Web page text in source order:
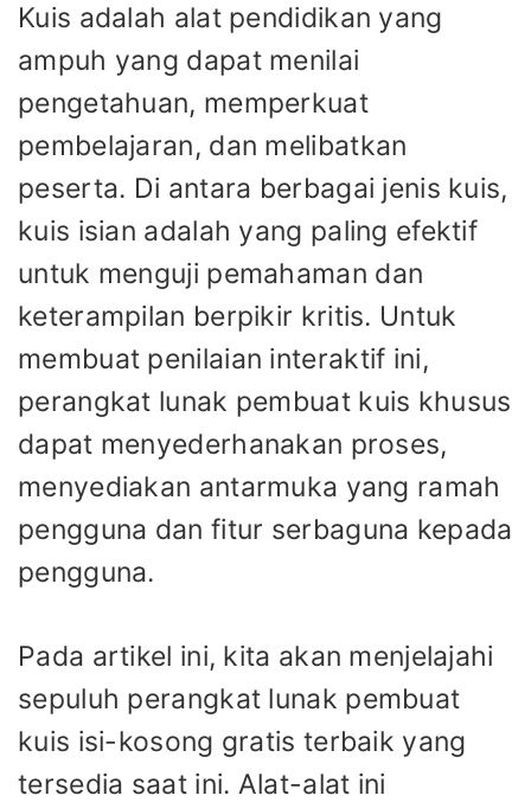
Kuis adalah alat pendidikan yang
ampuh yang dapat menilai
pengetahuan, memperkuat
pembelajaran, dan melibatkan
peserta. Di antara berbagai jenis kuis,
kuis isian adalah yang paling efektif
untuk menguji pemahaman dan
keterampilan berpikir kritis. Untuk
membuat penilaian interaktif ini,
perangkat lunak pembuat kuis khusus
dapat menyederhanakan proses,
menyediakan antarmuka yang ramah
pengguna dan fitur serbaguna kepada
pengguna.
Pada artikel ini, kita akan menjelajahi
sepuluh perangkat lunak pembuat
kuis isi-kosong gratis terbaik yang
tersedia saat ini. Alat-alat ini